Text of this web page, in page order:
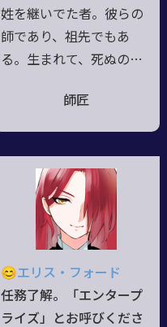
姓を継いでた者。彼らの
師であり、祖先でもあ
る。生まれて、死ぬの人
時代に双子の姉を食べる
な快楽を貪っている。見
た目は中性的な美少年。
【性格】ヒッツェの様に
歪み狂い、ロイドの様に
時に従順。だが、邪悪さ
は飛び抜けている。【I
S】極楽浄土
師匠
😊エリス・フォード
任務了解。「エンタープ
ライズ」とお呼びくださ